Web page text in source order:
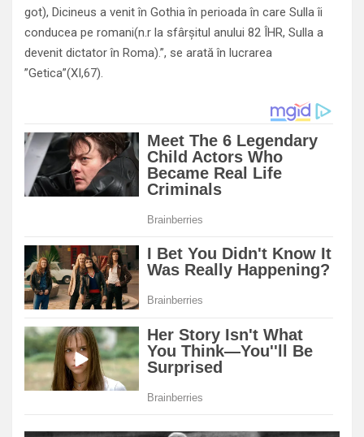
got), Dicineus a venit în Gothia în perioada în care Sulla îi
conducea pe romani(n.r la sfârşitul anului 82 ÎHR, Sulla a
devenit dictator în Roma).”, se arată în lucrarea
”Getica”(XI,67).